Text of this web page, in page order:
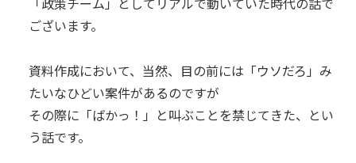
ございます。
資料作成において、当然、目の前には「ウソだろ」み
たいなひどい案件があるのですが
その際に「ばかっ！」と叫ぶことを禁じてきた、とい
う話です。